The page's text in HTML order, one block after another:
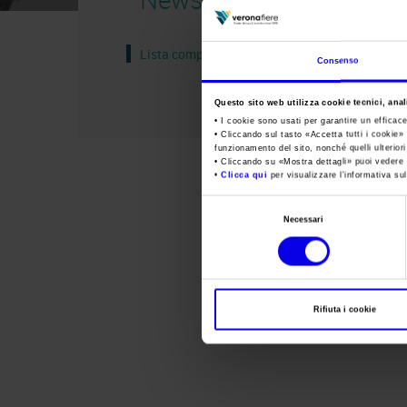
Consenso
Questo sito web utilizza cookie tecnici,
• I cookie sono usati per garantire un
• Cliccando sul tasto «Accetta tutti i cookie»
funzionamento del sito, nonché quelli
• Cliccando su «Mostra dettagli» puoi
•Clicca qui per visualizzare l'informativa
Necessari
Rifiuta i cookie
Lista completa